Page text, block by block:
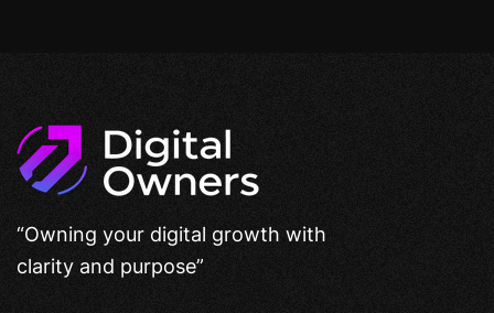
“Owning your digital growth with
clarity and purpose”